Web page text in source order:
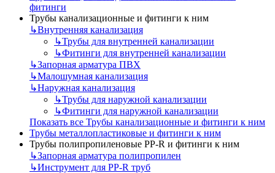
фитинги
Трубы канализационные и фитинги к ним
↳Внутренняя канализация
↳Трубы для внутренней канализации
↳Фитинги для внутренней канализации
↳Запорная арматура ПВХ
↳Малошумная канализация
↳Наружная канализация
↳Трубы для наружной канализации
↳Фитинги для наружной канализации
Показать все Трубы канализационные и фитинги к ним
Трубы металлопластиковые и фитинги к ним
Трубы полипропиленовые PP-R и фитинги к ним
↳Запорная арматура полипропилен
↳Инструмент для PP-R труб